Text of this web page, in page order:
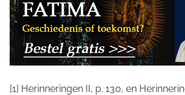
[1] Herinneringen II, p. 130, en